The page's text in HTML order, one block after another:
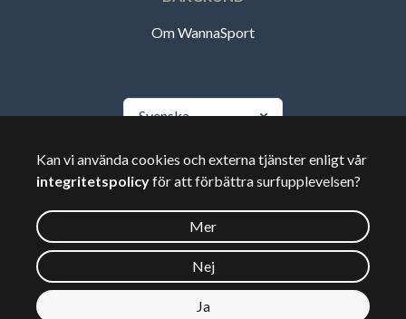
Om WannaSport
Svenska
🇸🇪Sverige
©2026Wannasport.dk
Privata uppgifter
Kan vi använda cookies och externa tjänster enligt vår
integritetspolicyför att förbättra surfupplevelsen?
Mer
Nej
Ja